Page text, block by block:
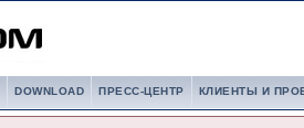
DOWNLOAD ПРЕСС-ЦЕНТР КЛИЕНТЫ И